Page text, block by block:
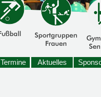
Termine Aktuelles